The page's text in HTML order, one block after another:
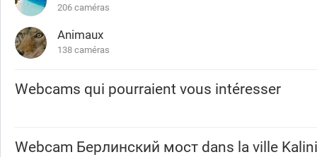
206 caméras
Animaux
138 caméras
Webcams qui pourraient vous intéresser
Webcam Берлинский мост dans la ville